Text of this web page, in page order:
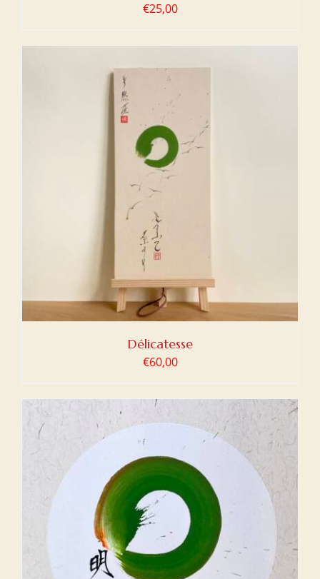
€25,00
Délicatesse
€60,00